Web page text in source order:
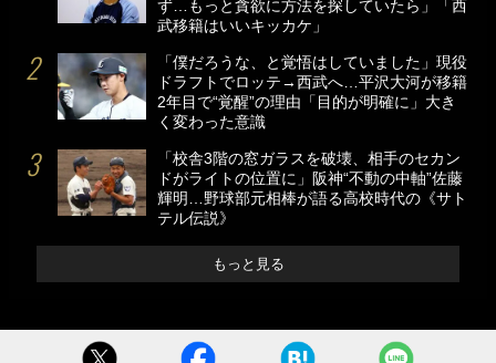
ず…もっと貪欲に方法を探していたら」「西
武移籍はいいキッカケ」
「僕だろうな、と覚悟はしていました」現役
ドラフトでロッテ→西武へ…平沢大河が移籍
2年目で“覚醒”の理由「目的が明確に」大き
く変わった意識
「校舎3階の窓ガラスを破壊、相手のセカン
ドがライトの位置に」阪神“不動の中軸”佐藤
輝明…野球部元相棒が語る高校時代の《サト
テル伝説》
もっと見る